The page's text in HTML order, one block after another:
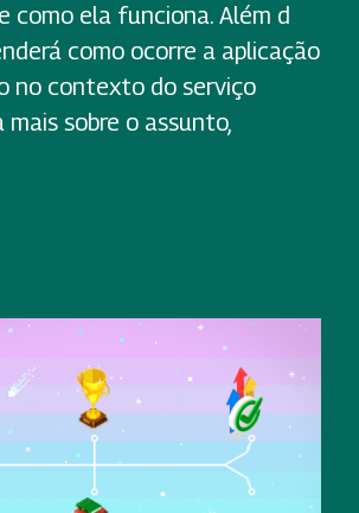
como ela funciona. Além d
como ocorre a aplicação
no contexto do serviço
mais sobre o assunto,